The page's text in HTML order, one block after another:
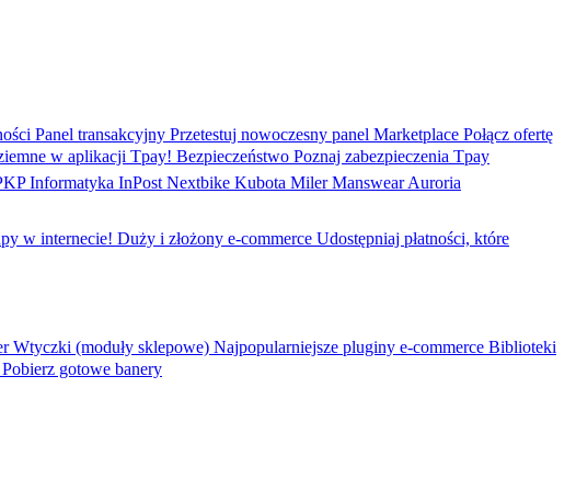
Panel transakcyjny Przetestuj nowoczesny panel Marketplace Połącz ofertę
w aplikacji Tpay! Bezpieczeństwo Poznaj zabezpieczenia Tpay
Informatyka InPost Nextbike Kubota Miler ManswearAuroria
w internecie! Duży i złożony e-commerce Udostępniaj płatności, które
Wtyczki (moduły sklepowe) Najpopularniejsze pluginy e-commerce Biblioteki
Pobierz gotowe banery